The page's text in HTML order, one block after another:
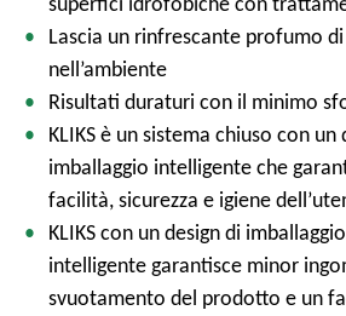
Lascia un rinfrescante profumo
nell’ambiente
Risultati duraturi con il minimo
KLIKS è un sistema chiuso con un
imballaggio intelligente che
facilità, sicurezza e igiene
KLIKS con un design di imballaggio
intelligente garantisce minor
svuotamento del prodotto e un